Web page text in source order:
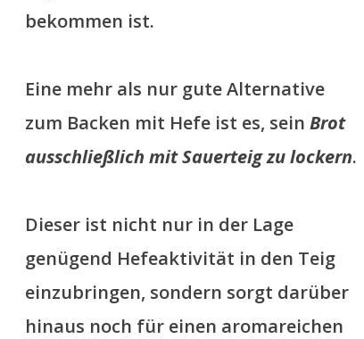
bekommen ist.
Eine mehr als nur gute Alternative
zum Backen mit Hefe ist es, sein Brot
ausschließlich mit Sauerteig zu lockern.
Dieser ist nicht nur in der Lage
genügend Hefeaktivität in den Teig
einzubringen, sondern sorgt darüber
hinaus noch für einen aromareichen